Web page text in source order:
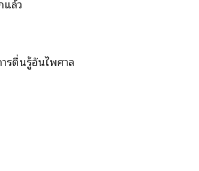
รตื่นรู้อันไพศาล